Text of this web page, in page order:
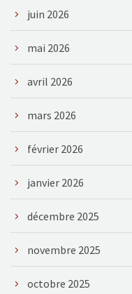
juin 2026
mai 2026
avril 2026
mars 2026
février 2026
janvier 2026
décembre 2025
novembre 2025
octobre 2025